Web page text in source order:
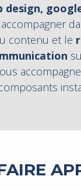
design,
contenu et le